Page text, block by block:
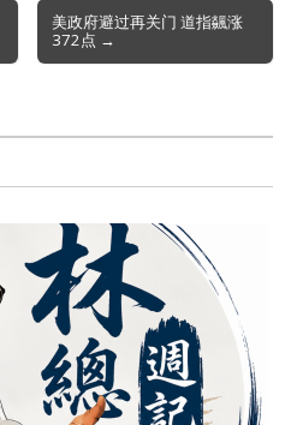
美政府避过再关门 道指飊涨
372点 →